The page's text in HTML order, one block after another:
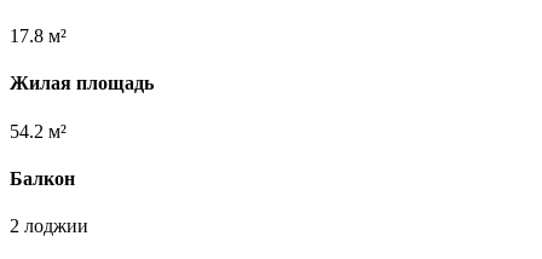
17.8 м²
Жилая площадь
54.2 м²
Балкон
2 лоджии